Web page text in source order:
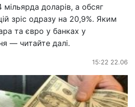
доларів, а обсяг
зріс одразу на 20,9%. Яким
та євро у банках у
— читайте далі.
15:22 22.06